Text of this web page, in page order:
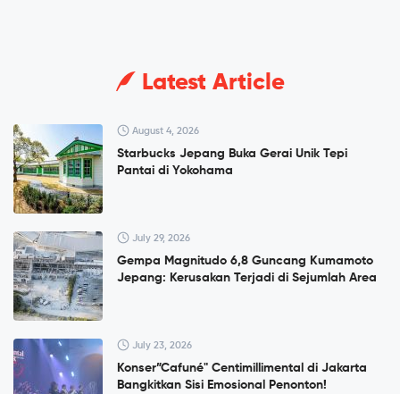
Latest Article
August 4, 2026
Starbucks Jepang Buka Gerai Unik Tepi
Pantai di Yokohama
July 29, 2026
Gempa Magnitudo 6,8 Guncang Kumamoto
Jepang: Kerusakan Terjadi di Sejumlah Area
July 23, 2026
Konser”Cafuné" Centimillimental di Jakarta
Bangkitkan Sisi Emosional Penonton!